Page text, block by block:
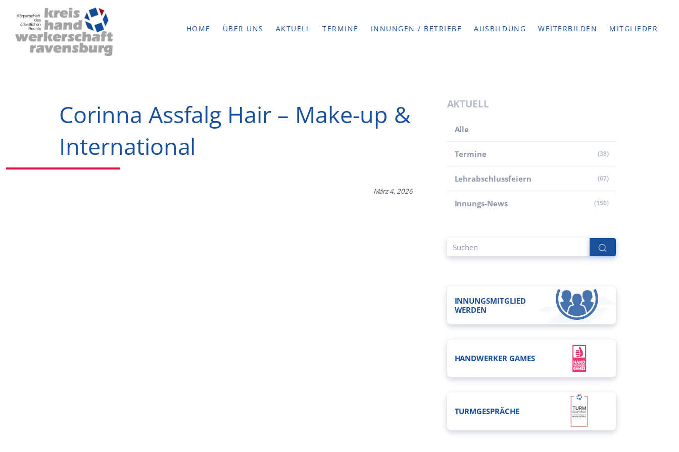
HOME ÜBER UNS AKTUELL TERMINE INNUNGEN / BETRIEBE AUSBILDUNG WEITERBILDEN MITGLIEDER
Corinna Assfalg Hair – Make-up &
International
März 4, 2026
AKTUELL
Alle
Termine (38)
Lehr­abschluss­feiern (67)
Innungs-News (150)
INNUNGSMITGLIED
WERDEN
HANDWERKER GAMES
TURMGESPRÄCHE